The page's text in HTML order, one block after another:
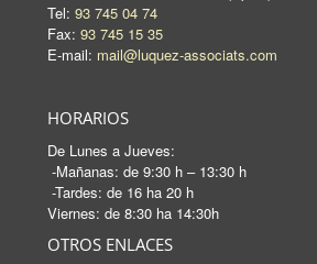
Tel: 93 745 04 74
Fax: 93 745 15 35
E-mail: mail@luquez-associats.com
HORARIOS
De Lunes a Jueves:
-Mañanas: de 9:30 h – 13:30 h
-Tardes: de 16 ha 20 h
Viernes: de 8:30 ha 14:30h
OTROS ENLACES